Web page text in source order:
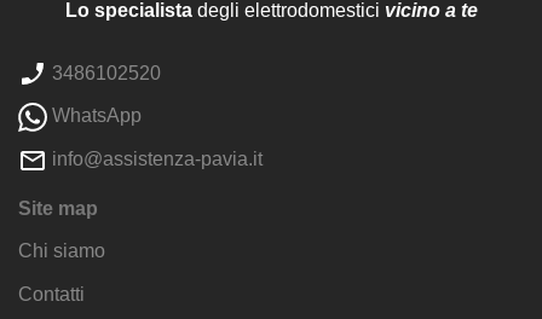
Lo specialistadegli elettrodomestici vicino a te
3486102520
WhatsApp
info@assistenza-pavia.it
Site map
Chi siamo
Contatti